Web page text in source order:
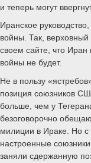
и теперь могут
Иранское
войны. Так,
своем сайте, что Иран
войны не будет.
Не в пользу
позиция союзников
больше, чем у
безоговорочно
милиции в Ираке. Но с
настроенные
заняли сдержанную